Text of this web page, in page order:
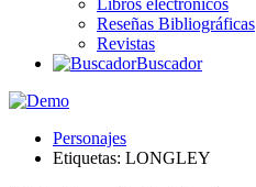
Libros electrónicos
Reseñas Bibliográficas
Revistas
Buscador
Personajes
Etiquetas: LONGLEY